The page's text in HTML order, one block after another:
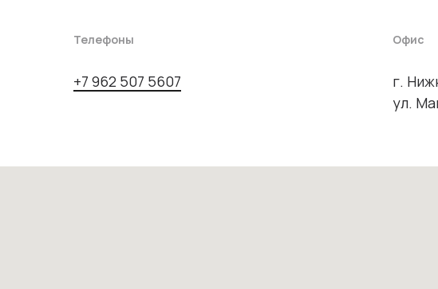
Телефоны
+7 962 507 5607
Офис
г.
ул.